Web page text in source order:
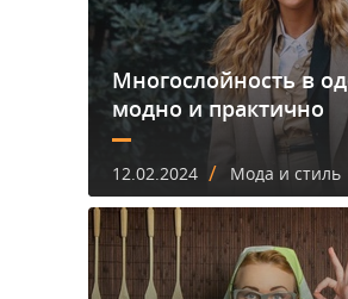
Многослойность в
модно и практично
12.02.2024 / Мода и стиль